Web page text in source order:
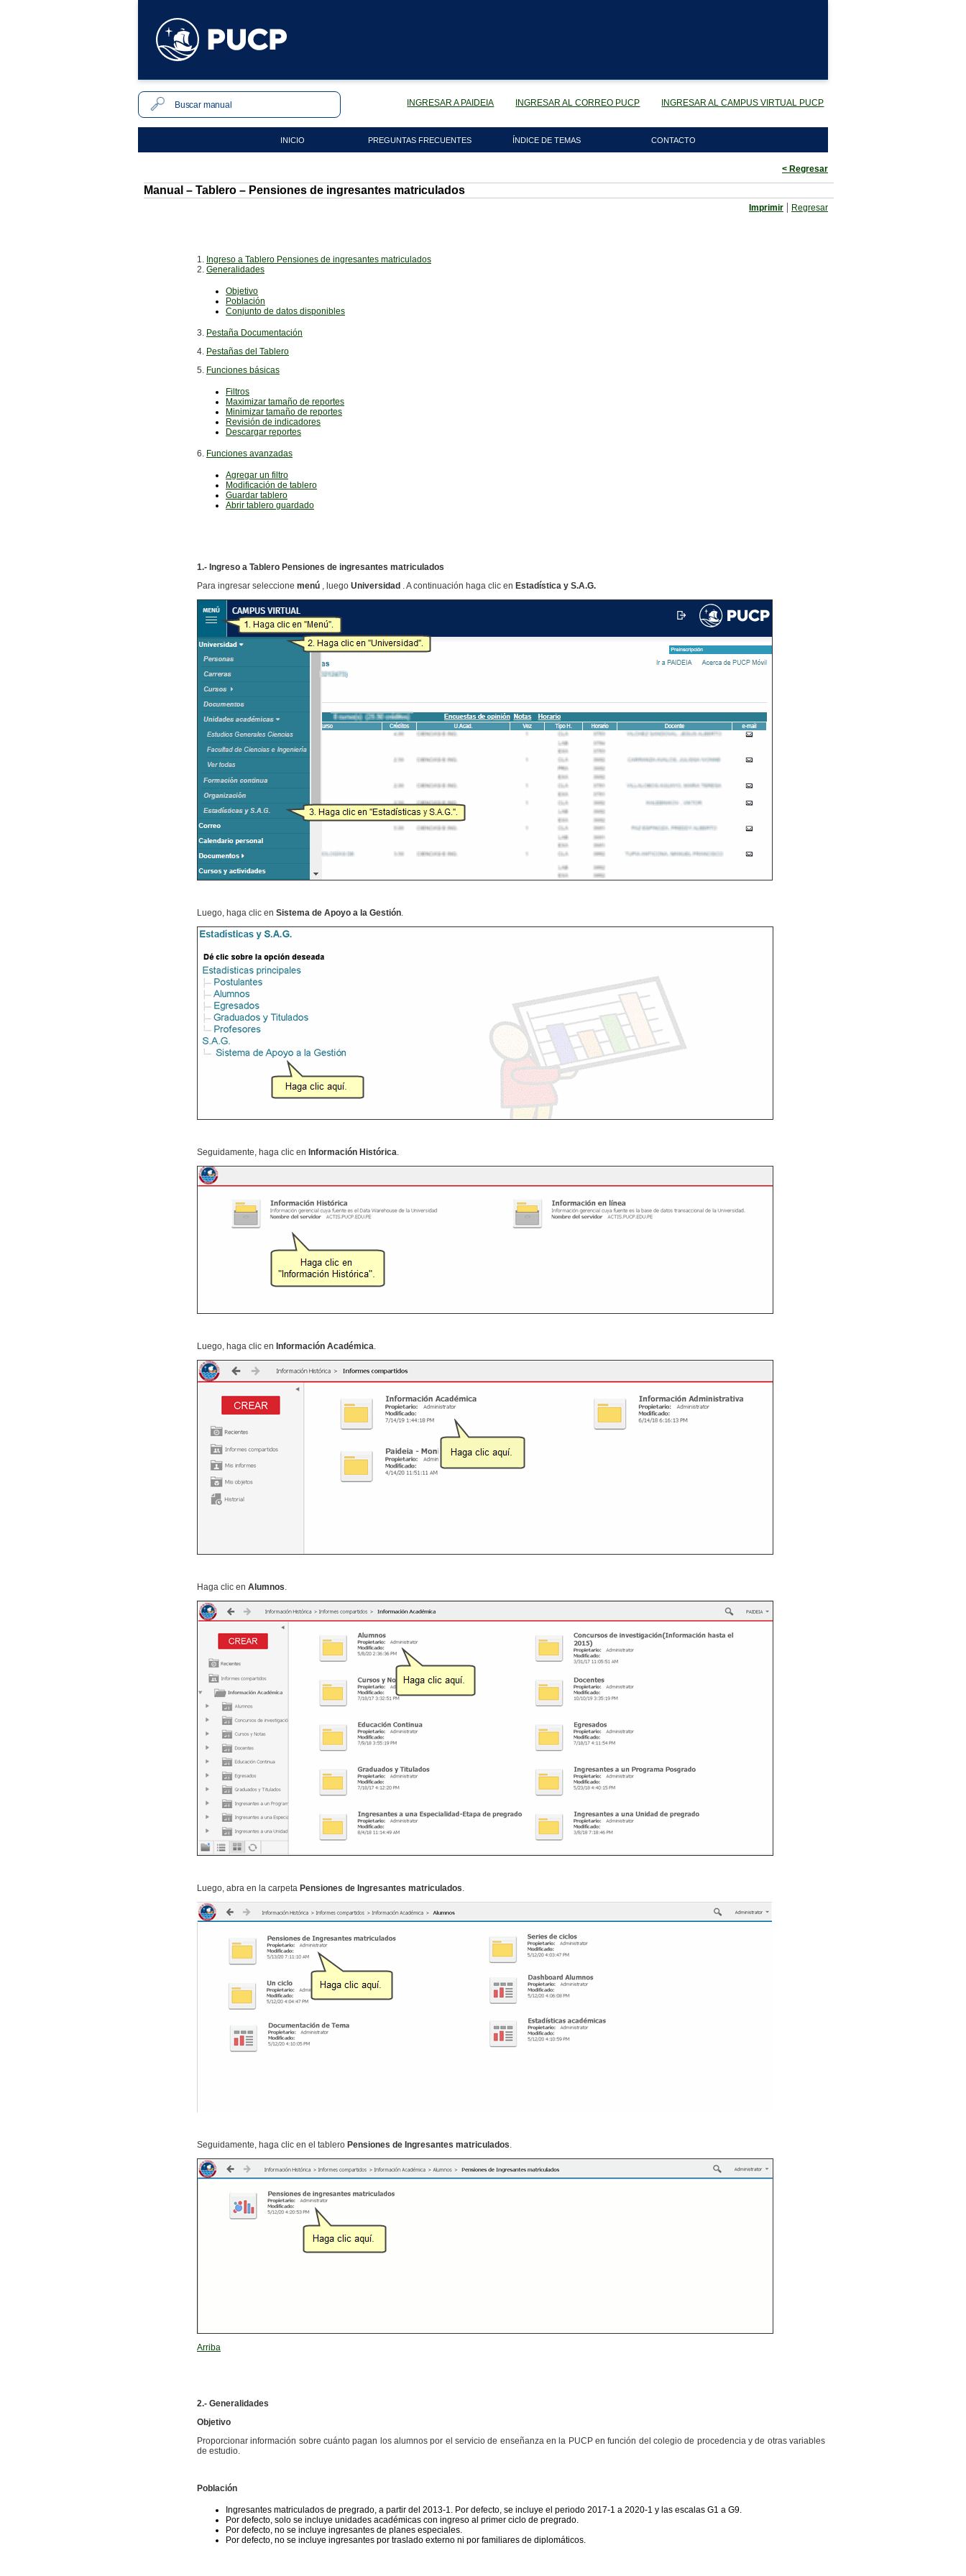
INGRESAR A PAIDEIA INGRESAR AL CORREO PUCP INGRESAR AL CAMPUS VIRTUAL PUCP
INICIO PREGUNTAS FRECUENTES ÍNDICE DE TEMAS CONTACTO
< Regresar
Manual – Tablero – Pensiones de ingresantes matriculados
Imprimir | Regresar
1. Ingreso a Tablero Pensiones de ingresantes matriculados
2. Generalidades
Objetivo
Población
Conjunto de datos disponibles
3. Pestaña Documentación
4. Pestañas del Tablero
5. Funciones básicas
Filtros
Maximizar tamaño de reportes
Minimizar tamaño de reportes
Revisión de indicadores
Descargar reportes
6. Funciones avanzadas
Agregar un filtro
Modificación de tablero
Guardar tablero
Abrir tablero guardado
1.- Ingreso a Tablero Pensiones de ingresantes matriculados
Para ingresar seleccione menú , luego Universidad . A continuación haga clic en Estadística y S.A.G.
Luego, haga clic en Sistema de Apoyo a la Gestión.
Seguidamente, haga clic en Información Histórica.
Luego, haga clic en Información Académica.
Haga clic en Alumnos.
Luego, abra en la carpeta Pensiones de Ingresantes matriculados.
Seguidamente, haga clic en el tablero Pensiones de Ingresantes matriculados.
Arriba
2.- Generalidades
Objetivo
Proporcionar información sobre cuánto pagan los alumnos por el servicio de enseñanza en la PUCP en función del colegio de procedencia y de otras variables
de estudio.
Población
Ingresantes matriculados de pregrado, a partir del 2013-1. Por defecto, se incluye el periodo 2017-1 a 2020-1 y las escalas G1 a G9.
Por defecto, solo se incluye unidades académicas con ingreso al primer ciclo de pregrado.
Por defecto, no se incluye ingresantes de planes especiales.
Por defecto, no se incluye ingresantes por traslado externo ni por familiares de diplomáticos.